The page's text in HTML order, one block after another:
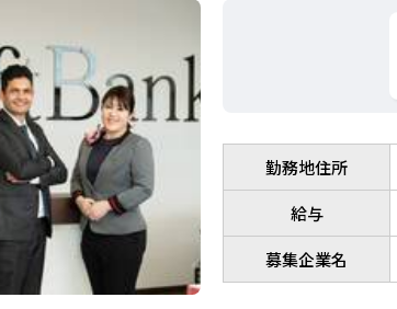
勤務地住所
給与
募集企業名